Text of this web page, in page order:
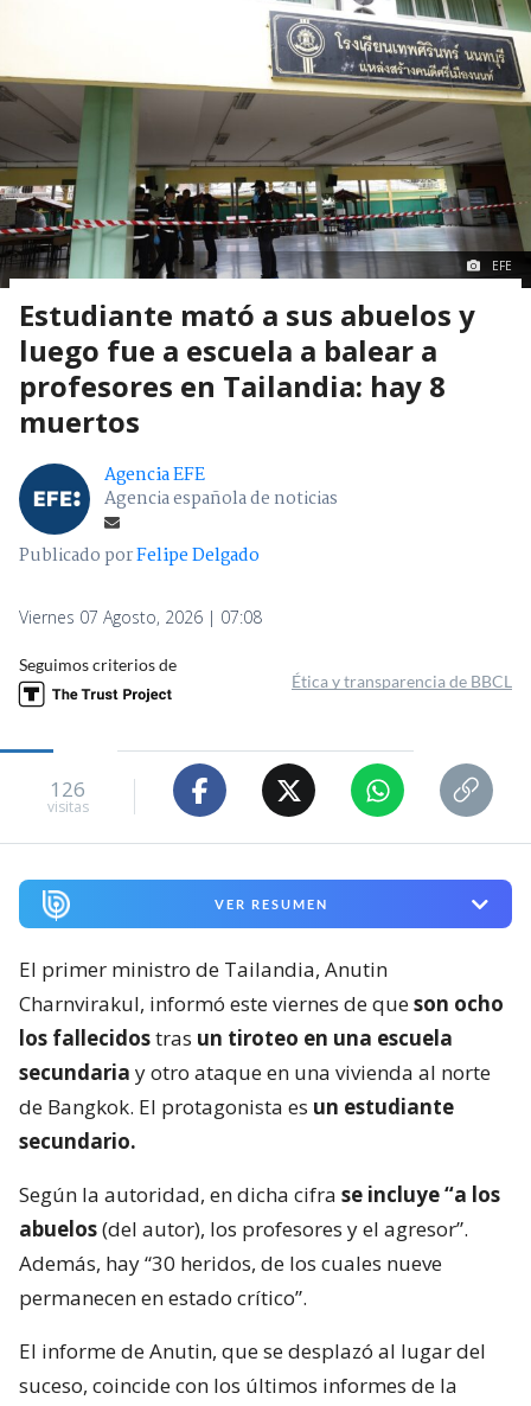
EFE
Estudiante mató a sus abuelos y
luego fue a escuela a balear a
profesores en Tailandia: hay 8
muertos
Agencia EFE
Agencia española de noticias
Publicado porFelipe Delgado
Viernes 07 Agosto, 2026 | 07:08
Seguimos criterios de
Ética y transparencia de BBCL
126
visitas
VER RESUMEN
El primer ministro de Tailandia, Anutin
Charnvirakul, informó este viernes de queson ocho
los fallecidostras un tiroteo en una escuela
secundaria y otro ataque en una vivienda al norte
de Bangkok. El protagonista es un estudiante
secundario.
Según la autoridad, en dicha cifra se incluye “a los
abuelos(del autor), los profesores y el agresor”.
Además, hay “30 heridos, de los cuales nueve
permanecen en estado crítico”.
El informe de Anutin, que se desplazó al lugar del
suceso, coincide con los últimos informes de la